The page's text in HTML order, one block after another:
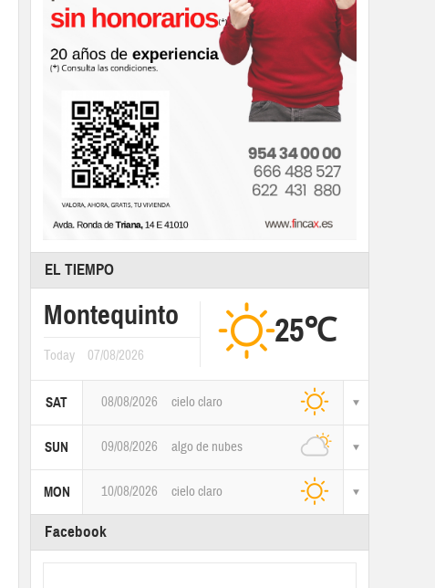
EL TIEMPO
Montequinto
Today 07/08/2026
25℃
SAT 08/08/2026 cielo claro
SUN 09/08/2026 algo de nubes
MON 10/08/2026 cielo claro
Facebook